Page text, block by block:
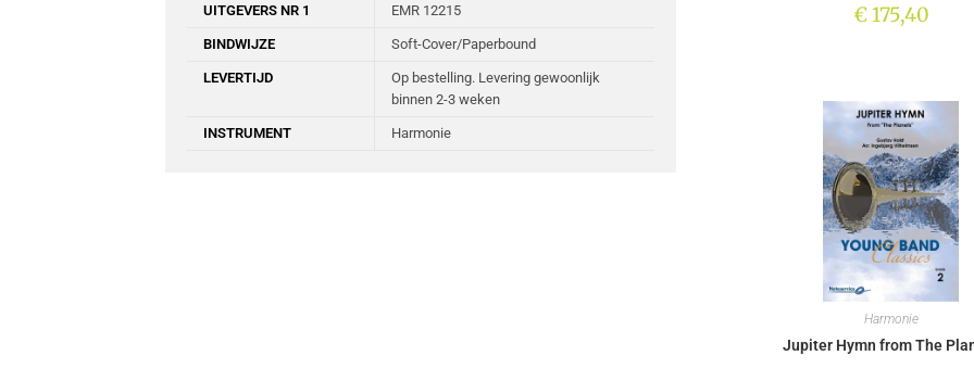
UITGEVERS NR 1 EMR 12215
BINDWIJZE Soft-Cover/Paperbound
LEVERTIJD
Op bestelling. Levering gewoonlijk
binnen 2-3 weken
INSTRUMENT Harmonie
€175,40
Harmonie
Jupiter Hymn from The